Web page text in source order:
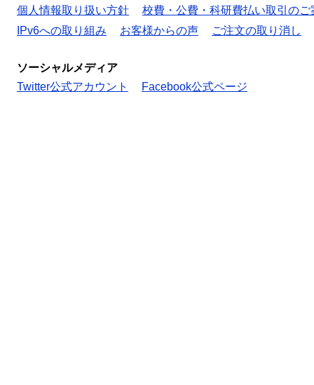
個人情報取り扱い方針
校費・公費・科研費払い取引のご
IPv6への取り組み
お客様からの声 ご注文の取り消し
ソーシャルメディア
Twitter公式アカウント
Facebook公式ページ